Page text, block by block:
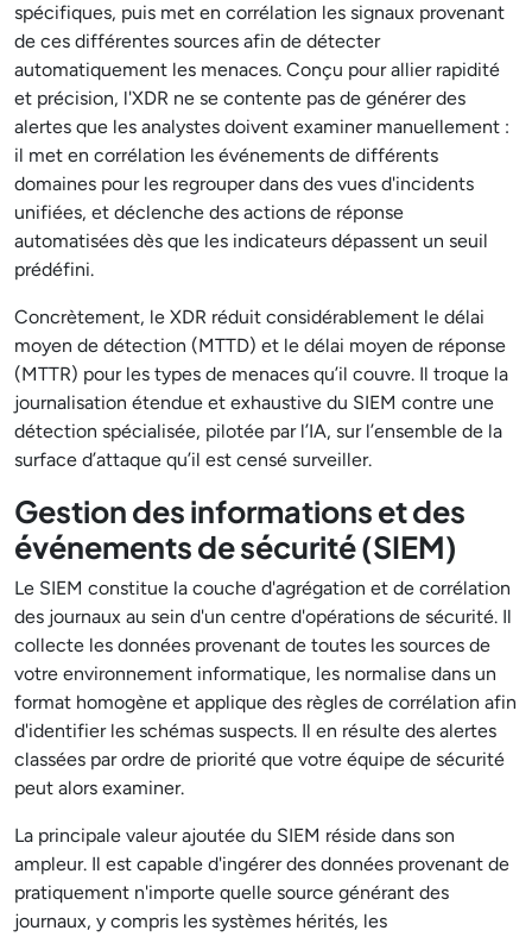
spécifiques, puis met en corrélation les signaux provenant
de ces différentes sources afin de détecter
automatiquement les menaces. Conçu pour allier rapidité
et précision, l'XDR ne se contente pas de générer des
alertes que les analystes doivent examiner manuellement :
il met en corrélation les événements de différents
domaines pour les regrouper dans des vues d'incidents
unifiées, et déclenche des actions de réponse
automatisées dès que les indicateurs dépassent un seuil
prédéfini.
Concrètement, le XDR réduit considérablement le délai
moyen de détection (MTTD) et le délai moyen de réponse
(MTTR) pour les types de menaces qu’il couvre. Il troque la
journalisation étendue et exhaustive du SIEM contre une
détection spécialisée, pilotée par l’IA, sur l’ensemble de la
surface d’attaque qu’il est censé surveiller.
Gestion des informations et des
événements de sécurité (SIEM)
Le SIEM constitue la couche d'agrégation et de corrélation
des journaux au sein d'un centre d'opérations de sécurité. Il
collecte les données provenant de toutes les sources de
votre environnement informatique, les normalise dans un
format homogène et applique des règles de corrélation afin
d'identifier les schémas suspects. Il en résulte des alertes
classées par ordre de priorité que votre équipe de sécurité
peut alors examiner.
La principale valeur ajoutée du SIEM réside dans son
ampleur. Il est capable d'ingérer des données provenant de
pratiquement n'importe quelle source générant des
journaux, y compris les systèmes hérités, les